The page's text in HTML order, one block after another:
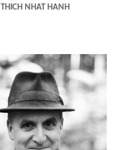
THICH NHAT HANH